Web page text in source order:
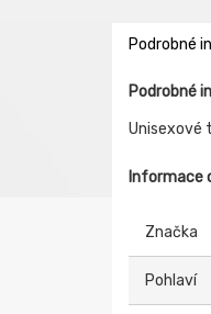
Podrobné
Podrobné
Unisexové
Informace
Značka
Pohlaví